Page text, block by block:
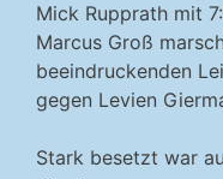
Mick Rupprath mit
Marcus Groß
beeindruckenden
gegen Levien
Stark besetzt war